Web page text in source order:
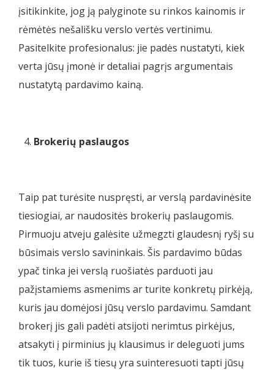
įsitikinkite, jog ją palyginote su rinkos kainomis ir
rėmėtės nešališku verslo vertės vertinimu.
Pasitelkite profesionalus: jie padės nustatyti, kiek
verta jūsų įmonė ir detaliai pagrįs argumentais
nustatytą pardavimo kainą.
Brokerių paslaugos
Taip pat turėsite nuspręsti, ar verslą pardavinėsite
tiesiogiai, ar naudositės brokerių paslaugomis.
Pirmuoju atveju galėsite užmegzti glaudesnį ryšį su
būsimais verslo savininkais. Šis pardavimo būdas
ypač tinka jei verslą ruošiatės parduoti jau
pažįstamiems asmenims ar turite konkretų pirkėją,
kuris jau domėjosi jūsų verslo pardavimu. Samdant
brokerį jis gali padėti atsijoti nerimtus pirkėjus,
atsakyti į pirminius jų klausimus ir deleguoti jums
tik tuos, kurie iš tiesų yra suinteresuoti tapti jūsų